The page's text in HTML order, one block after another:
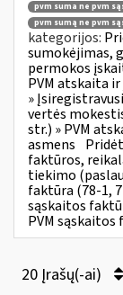
pvm suma ne pvm
pvm sumą ne pvm
kategorijos:
sumokėjimas,
permokos
PVM atskaita
»
vertės
str.) » PVM
asmens
faktūros,
tiekimo
faktūra (78-1, 7
sąskaitos
PVM
20 Įrašų(-ai)